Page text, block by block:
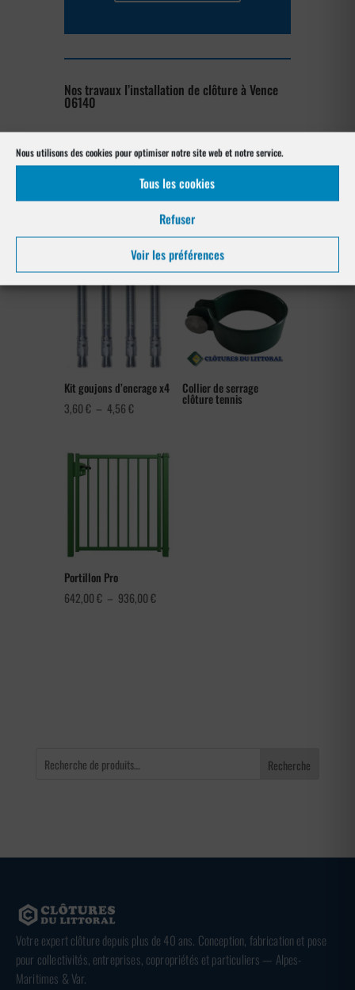
Nous utilisons des cookies pour optimiser notre site web et notre service.
Tous les cookies
Refuser
Voir les préférences
Nos travaux l’installation de clôture à Vence
06140
post_type= »project » order= »asc »
orderby= »rand »]
Notre gamme pour la pose
Kit goujons d’encrage x4
3,60€ – 4,56€Plage
3,60 €
Collier de serrage
clôture tennis
Portillon Pro
642,00€ – 936,00€Plage
Recherche
Votre expert clôture depuis plus de 40 ans. Conception, fabrication et pose
pour collectivités, entreprises, copropriétés et particuliers — Alpes-
Maritimes & Var.